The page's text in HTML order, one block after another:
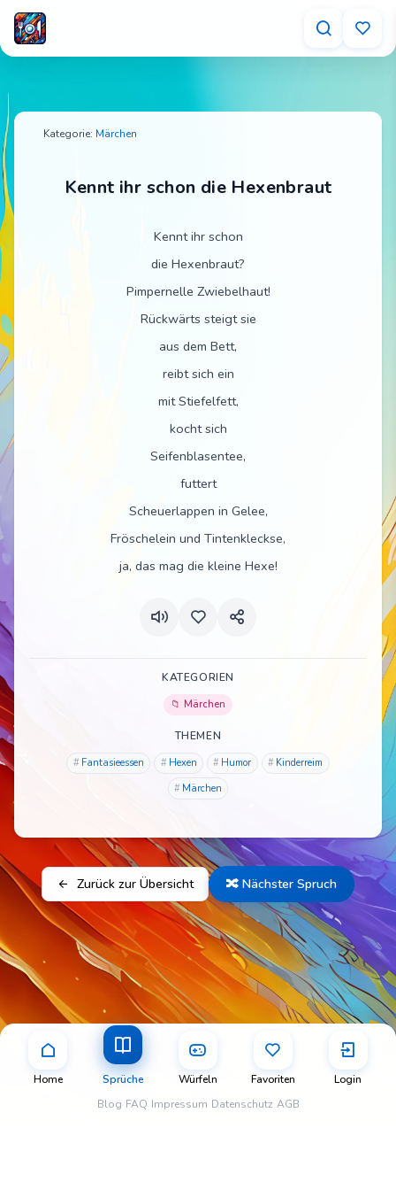
Kennt ihr schon die Hexenbraut –
Kategorie: Märchen
Kennt ihr schon die Hexenbraut
Kennt ihr schon
die Hexenbraut?
Pimpernelle Zwiebelhaut!
Rückwärts steigt sie
aus dem Bett,
reibt sich ein
mit Stiefelfett,
kocht sich
Seifenblasentee,
futtert
Scheuerlappen in Gelee,
Fröschelein und Tintenkleckse,
ja, das mag die kleine Hexe!
KATEGORIEN
Märchen
THEMEN
Fantasieessen Hexen Humor
Kinderreim
Märchen
Zurück zur Übersicht 🔀 Nächster Spruch
Home Sprüche Würfeln Favoriten
Login
Blog FAQ Impressum Datenschutz AGB